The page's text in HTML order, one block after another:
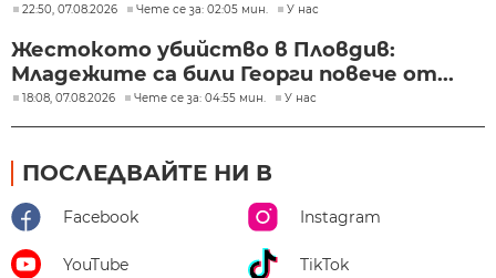
22:50, 07.08.2026 Чете се за: 02:05 мин. У нас
Жестокото убийство в Пловдив:
Младежите са били Георги повече от...
18:08, 07.08.2026 Чете се за: 04:55 мин. У нас
ПОСЛЕДВАЙТЕ НИ В
Facebook Instagram
YouTube TikTok